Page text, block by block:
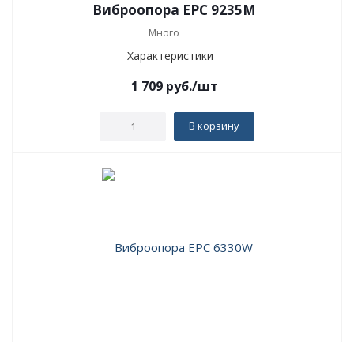
Виброопора EPC 9235M
Много
Характеристики
1 709руб./шт
В корзину